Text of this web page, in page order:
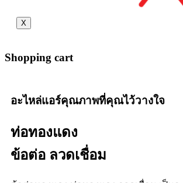
X
Shopping cart
อะไหล่แอร์คุณภาพที่คุณไว้วางใจ
ท่อทองแดง
ข้อต่อ ลวดเชื่อม